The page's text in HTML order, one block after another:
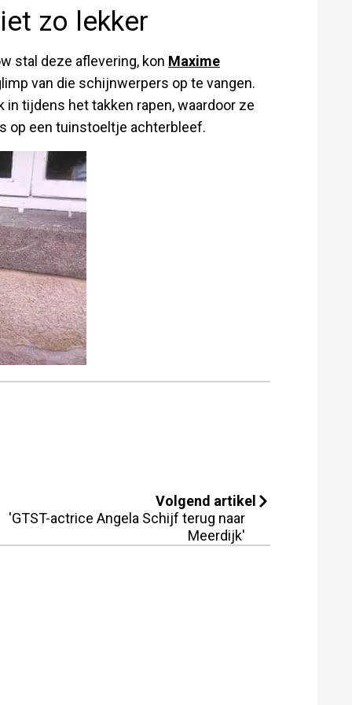
zo lekker
stal deze aflevering, kon Maxime
van die schijnwerpers op te vangen.
tijdens het takken rapen, waardoor ze
op een tuinstoeltje achterbleef.
Volgend artikel
'GTST-actrice Angela Schijf terug naar
Meerdijk'